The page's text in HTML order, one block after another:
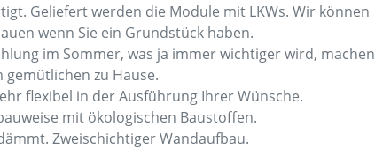
Geliefert werden die Module mit LKWs. Wir können
wenn Sie ein Grundstück haben.
im Sommer, was ja immer wichtiger wird, machen
zu Hause.
flexibel in der Ausführung Ihrer Wünsche.
mit ökologischen Baustoffen.
Zweischichtiger Wandaufbau.